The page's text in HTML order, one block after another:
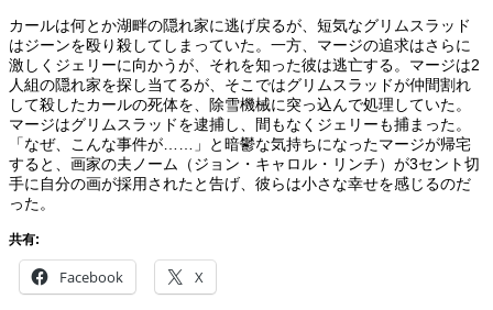
カールは何とか湖畔の隠れ家に逃げ戻るが、短気なグリムスラッド
はジーンを殴り殺してしまっていた。一方、マージの追求はさらに
激しくジェリーに向かうが、それを知った彼は逃亡する。マージは2
人組の隠れ家を探し当てるが、そこではグリムスラッドが仲間割れ
して殺したカールの死体を、除雪機械に突っ込んで処理していた。
マージはグリムスラッドを逮捕し、間もなくジェリーも捕まった。
「なぜ、こんな事件が……」と暗鬱な気持ちになったマージが帰宅
すると、画家の夫ノーム（ジョン・キャロル・リンチ）が3セント切
手に自分の画が採用されたと告げ、彼らは小さな幸せを感じるのだ
った。
共有:
Facebook X